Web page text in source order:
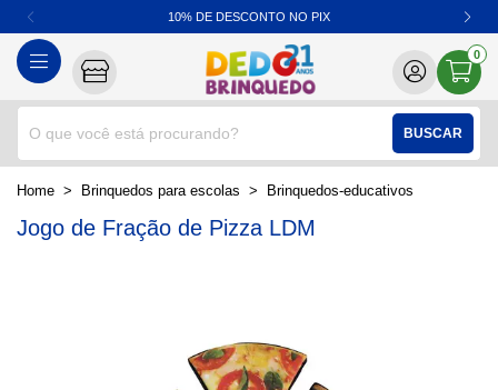
BUSCAR
0
10% DE DESCONTO NO PIX
home Brinquedos para escolas brinquedos-educativos
Jogo de Fração de Pizza LDM